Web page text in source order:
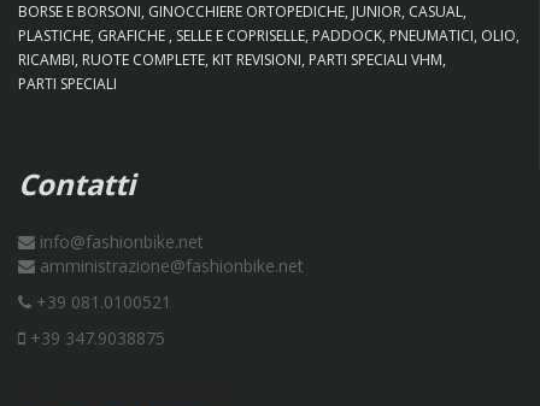
BORSE E BORSONI GINOCCHIERE ORTOPEDICHE JUNIOR CASUAL
PLASTICHE GRAFICHE SELLE E COPRISELLE PADDOCK PNEUMATICI OLIO
RICAMBI RUOTE COMPLETE KIT REVISIONI PARTI SPECIALI VHM
PARTI SPECIALI
Contatti
info@fashionbike.net
amministrazione@fashionbike.net
+39 081.0100521
+39 347.9038875